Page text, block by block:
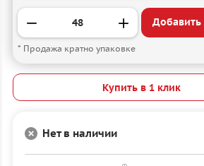
Добавить
* Продажа кратно упаковке
Купить в 1 клик
Нет в наличии